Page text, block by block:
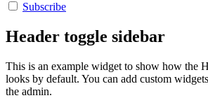
Subscribe
Header toggle sidebar
This is an example widget to show how the
looks by default. You can add custom
the admin.